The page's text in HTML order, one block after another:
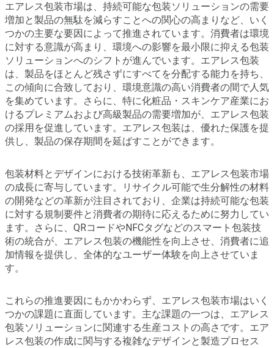
エアレス包装市場は、持続可能な包装ソリューションの需要
増加と製品の無駄を減らすことへの関心の高まりなど、いく
つかの主要な要因によって推進されています。消費者は環境
に対する意識が高まり、環境への影響を最小限に抑える包装
ソリューションへのシフトが進んでいます。エアレス包装
は、製品をほとんど残さずにすべてを分配する能力を持ち、
この傾向に合致しており、環境意識の高い消費者の間で人気
を集めています。さらに、特に化粧品・スキンケア産業にお
けるプレミアムおよび高級製品の需要増加が、エアレス包装
の採用を促進しています。エアレス包装は、優れた保護を提
供し、製品の保存期間を延ばすことができます。
包装材料とデザインにおける技術革新も、エアレス包装市場
の成長に寄与しています。リサイクル可能で生分解性の材料
の開発などの革新が注目されており、企業は持続可能な包装
に対する規制要件と消費者の期待に応えるために努力してい
ます。さらに、QRコードやNFCタグなどのスマート包装技
術の統合が、エアレス包装の機能性を向上させ、消費者に追
加情報を提供し、全体的なユーザー体験を向上させていま
す。
これらの推進要因にもかかわらず、エアレス包装市場はいく
つかの課題に直面しています。主な課題の一つは、エアレス
包装ソリューションに関連する生産コストの高さです。エア
レス包装の作成に関与する複雑なデザインと製造プロセス